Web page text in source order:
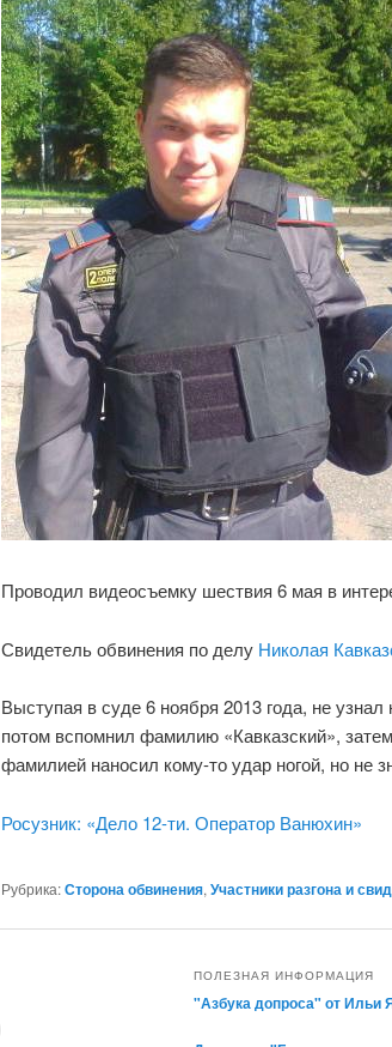
Проводил видеосъемку шествия 6 мая в
Свидетель обвинения по делу Николая
Выступая в суде 6 ноября 2013 года, не
потом вспомнил фамилию «Кавказский»,
фамилией наносил кому-то удар ногой, но не
Росузник: «Дело 12-ти. Оператор Ванюхин»
Рубрика:Сторона обвинения, Участники разгона и
ПОЛЕЗНАЯ ИНФОРМАЦИЯ
"Азбука допроса" от Ильи